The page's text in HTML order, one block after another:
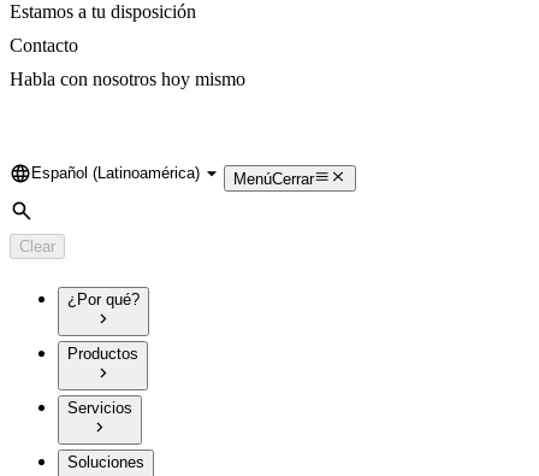
Estamos a tu disposición
Contacto
Habla con nosotros hoy mismo
Language
Español (Latinoamérica) MenúCerrar
Search
Clear
¿Por qué?
Productos
Servicios
Soluciones